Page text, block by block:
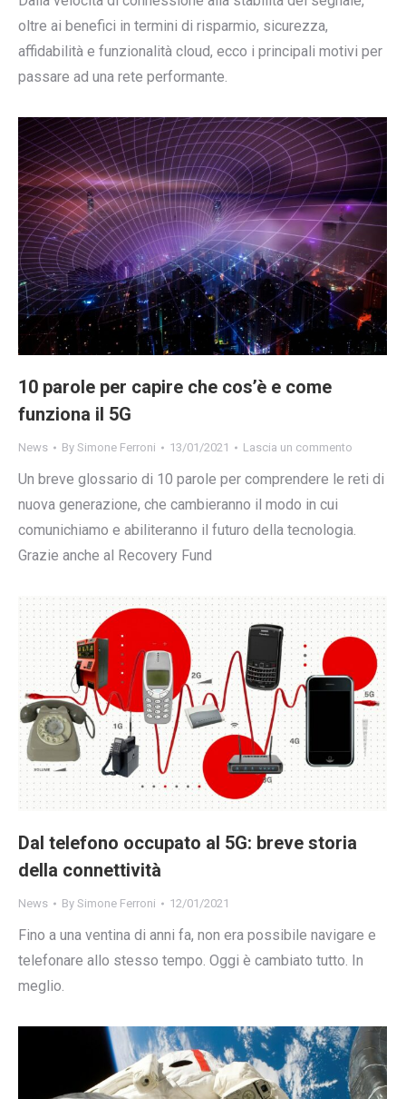
oltre ai benefici in termini di risparmio, sicurezza,
affidabilità e funzionalità cloud, ecco i principali motivi per
passare ad una rete performante.
10 parole per capire che cos’è e come
funziona il 5G
News By Simone Ferroni 13/01/2021 Lascia un commento
Un breve glossario di 10 parole per comprendere le reti di
nuova generazione, che cambieranno il modo in cui
comunichiamo e abiliteranno il futuro della tecnologia.
Grazie anche al Recovery Fund
Dal telefono occupato al 5G: breve storia
della connettività
News By Simone Ferroni 12/01/2021
Fino a una ventina di anni fa, non era possibile navigare e
telefonare allo stesso tempo. Oggi è cambiato tutto. In
meglio.